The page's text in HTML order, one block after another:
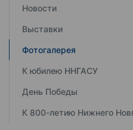
Новости
Выставки
Фотогалерея
К юбилею ННГАСУ
День Победы
К 800-летию Нижнего